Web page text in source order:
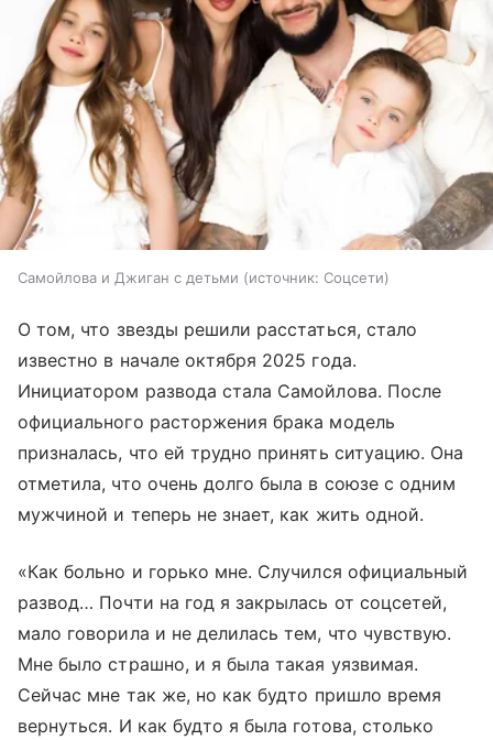
Самойлова и Джиган с детьми источник: Соцсети
О том, что звезды решили расстаться, стало
известно в начале октября 2025 года.
Инициатором развода стала Самойлова. После
официального расторжения брака модель
призналась, что ей трудно принять ситуацию. Она
отметила, что очень долго была в союзе с одним
мужчиной и теперь не знает, как жить одной.
«Как больно и горько мне. Случился официальный
развод… Почти на год я закрылась от соцсетей,
мало говорила и не делилась тем, что чувствую.
Мне было страшно, и я была такая уязвимая.
Сейчас мне так же, но как будто пришло время
вернуться. И как будто я была готова, столько